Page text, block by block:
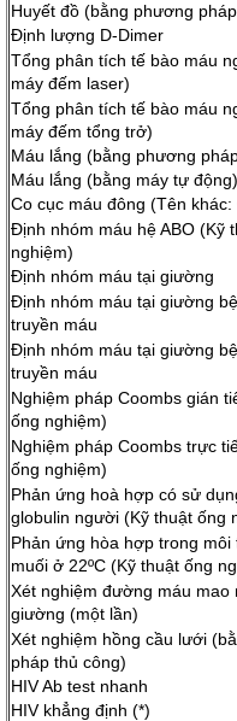
Huyết đồ (bằng phương
Định lượng D-Dimer
Tổng phân tích tế bào máu
máy đếm laser)
Tổng phân tích tế bào máu
máy đếm tổng trở)
Máu lắng (bằng phương
Máu lắng (bằng máy tự động)
Co cục máu đông (Tên khác:
Định nhóm máu hệ ABO (Kỹ
nghiệm)
Định nhóm máu tại giường
Định nhóm máu tại giường
truyền máu
Định nhóm máu tại giường
truyền máu
Nghiệm pháp Coombs gián
ống nghiệm)
Nghiệm pháp Coombs trực
ống nghiệm)
Phản ứng hoà hợp có sử
globulin người (Kỹ thuật ống
Phản ứng hòa hợp trong
muối ở 22ºC (Kỹ thuật ống
Xét nghiệm đường máu mao
giường (một lần)
Xét nghiệm hồng cầu lưới
pháp thủ công)
HIV Ab test nhanh
HIV khẳng định (*)